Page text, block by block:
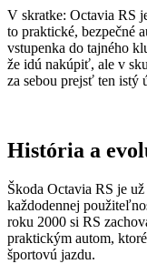
V skratke: Octavia RS
to praktické, bezpečné
vstupenka do tajného
že idú nakúpiť, ale v
za sebou prejsť ten istý
História a
Škoda Octavia RS je
každodennej
roku 2000 si RS
praktickým autom,
športovú jazdu.